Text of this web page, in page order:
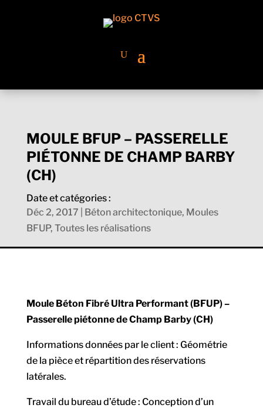
MOULE BFUP – PASSERELLE
PIÉTONNE DE CHAMP BARBY
(CH)
Date et catégories :
Déc 2, 2017
Béton architectonique, Moules
BFUP, Toutes les réalisations
Moule Béton Fibré Ultra Performant (BFUP) –
Passerelle piétonne de Champ Barby (CH)
Informations données par le client : Géométrie
de la pièce et répartition des réservations
latérales.
Travail du bureau d’étude : Conception d’un